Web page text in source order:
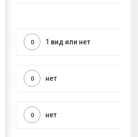
1 вид или нет
0
нет
0
нет
0